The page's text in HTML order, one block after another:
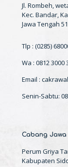
Jl. Rombeh,
Kec. Bandar,
Jawa Tengah
Tlp : (0285)
Wa : 0812 3000
Email :
Senin-Sabtu:
Cabang Jawa
Perum Griya
Kabupaten